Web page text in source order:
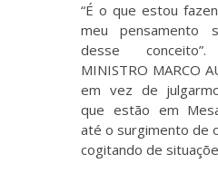
“É o que estou
meu pensamento
desse
MINISTRO MARCO
em vez de
que estão em
até o surgimento de
cogitando de